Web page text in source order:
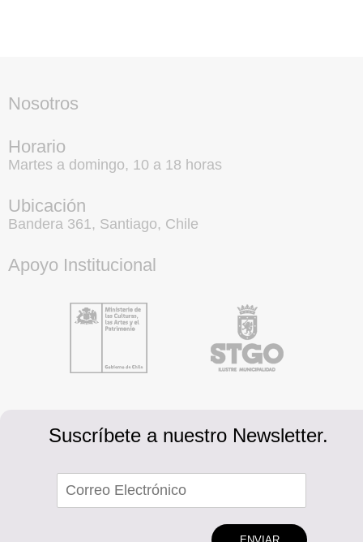
Nosotros
Horario
Martes a domingo, 10 a 18 horas
Ubicación
Bandera 361, Santiago, Chile
Apoyo Institucional
Suscríbete a nuestro Newsletter.